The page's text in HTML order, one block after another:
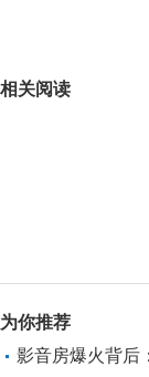
相关阅读
为你推荐
影音房爆火背后